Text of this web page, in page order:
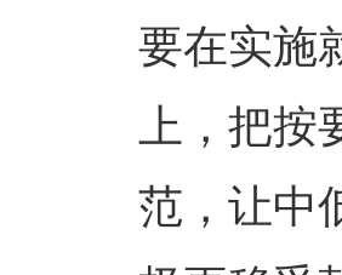
要在实施
上，把
范，让中